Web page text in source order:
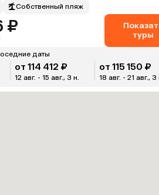
Собственный пляж
₽
туры
даты
от 114 412 ₽
12 авг. - 15 авг., 3 н.
от 115 150 ₽
18 авг. - 21 авг., 3